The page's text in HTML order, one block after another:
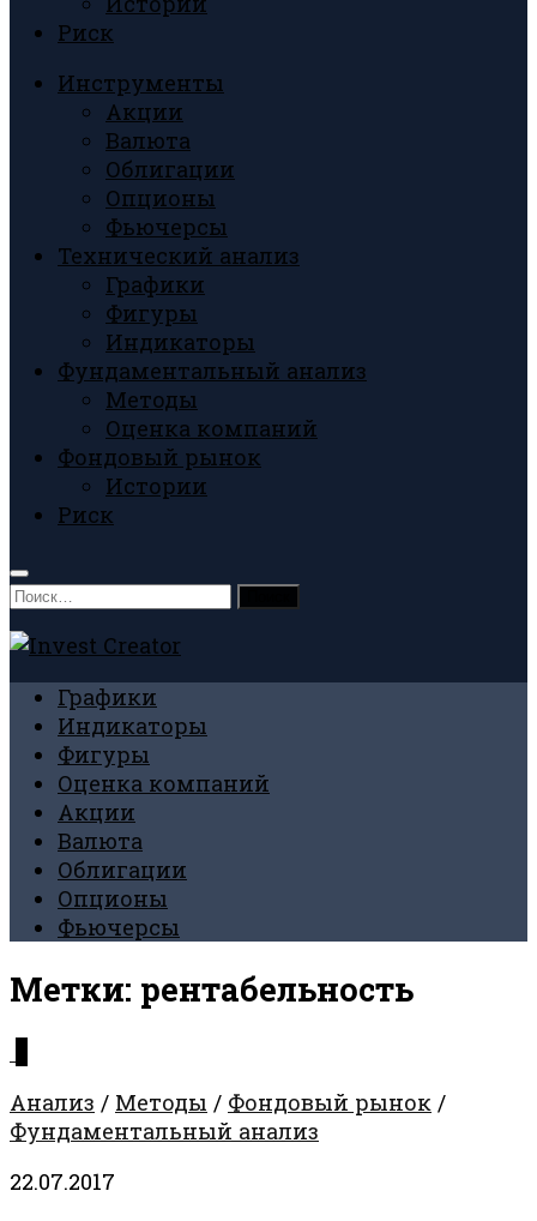
Риск
Инструменты
Акции
Валюта
Облигации
Опционы
Фьючерсы
Технический анализ
Графики
Фигуры
Индикаторы
Фундаментальный анализ
Методы
Оценка компаний
Фондовый рынок
Истории
Риск
Найти:
Графики
Индикаторы
Фигуры
Оценка компаний
Акции
Валюта
Облигации
Опционы
Фьючерсы
Метки: рентабельность
Анализ / Методы / Фондовый рынок /
Фундаментальный анализ
22.07.2017